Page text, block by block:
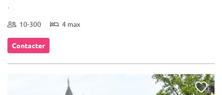
.
10-300 4 max
Contacter